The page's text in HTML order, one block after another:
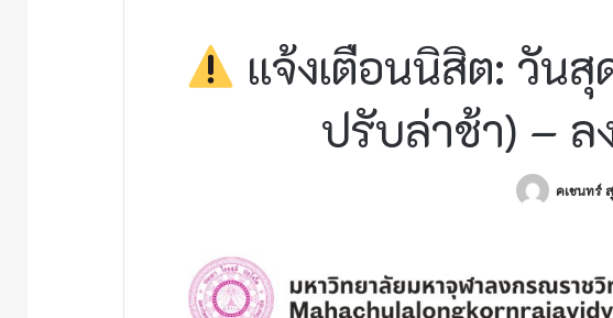
แจ้งเตือนนิสิต: วัน
ปรับล่าช้า) – ล
คเชนทร์